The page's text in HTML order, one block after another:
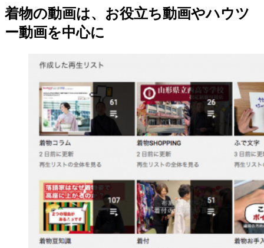
着物の動画は、お役立ち動画やハウツ
ー動画を中心に